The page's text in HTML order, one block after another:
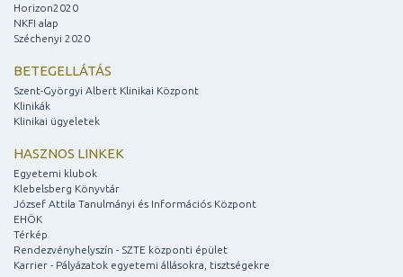
Horizon2020
NKFI alap
Széchenyi 2020
BETEGELLÁTÁS
Szent-Györgyi Albert Klinikai Központ
Klinikák
Klinikai ügyeletek
HASZNOS LINKEK
Egyetemi klubok
Klebelsberg Könyvtár
József Attila Tanulmányi és Információs Központ
EHÖK
Térkép
Rendezvényhelyszín - SZTE központi épület
Karrier - Pályázatok egyetemi állásokra, tisztségekre